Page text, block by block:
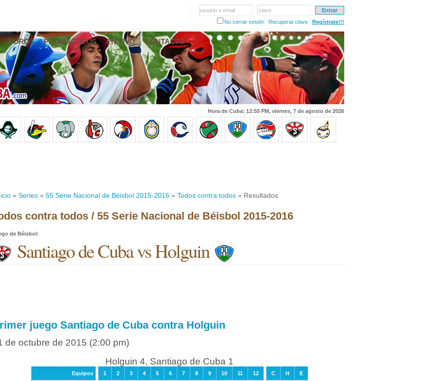
usuario o email
clave
No cerrar sesión
Recuperar clave Regístrate!!!
FOROS PRONÓSTICOS EN VIVO CONTACTO
Hora de Cuba: 12:55 PM, viernes, 7 de agosto de 2026
» Series » 55 Serie Nacional de Béisbol 2015-2016 » Todos contra todos » Resultados
contra todos / 55 Serie Nacional de Béisbol 2015-2016
de Béisbol:
Santiago de Cuba vs Holguin
juego Santiago de Cuba contra Holguin
de octubre de 2015 (2:00 pm)
Holguin 4, Santiago de Cuba 1
Equipos 1 2 3 4 5 6 7 8 9 10 11 12 C H
E